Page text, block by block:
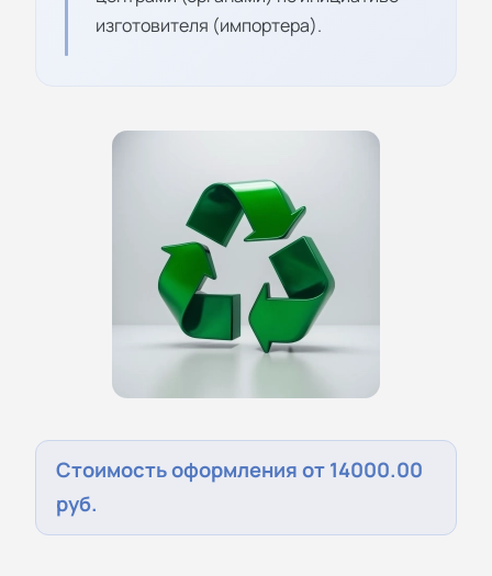
изготовителя (импортера).
Стоимость оформления от 14000.00
руб.